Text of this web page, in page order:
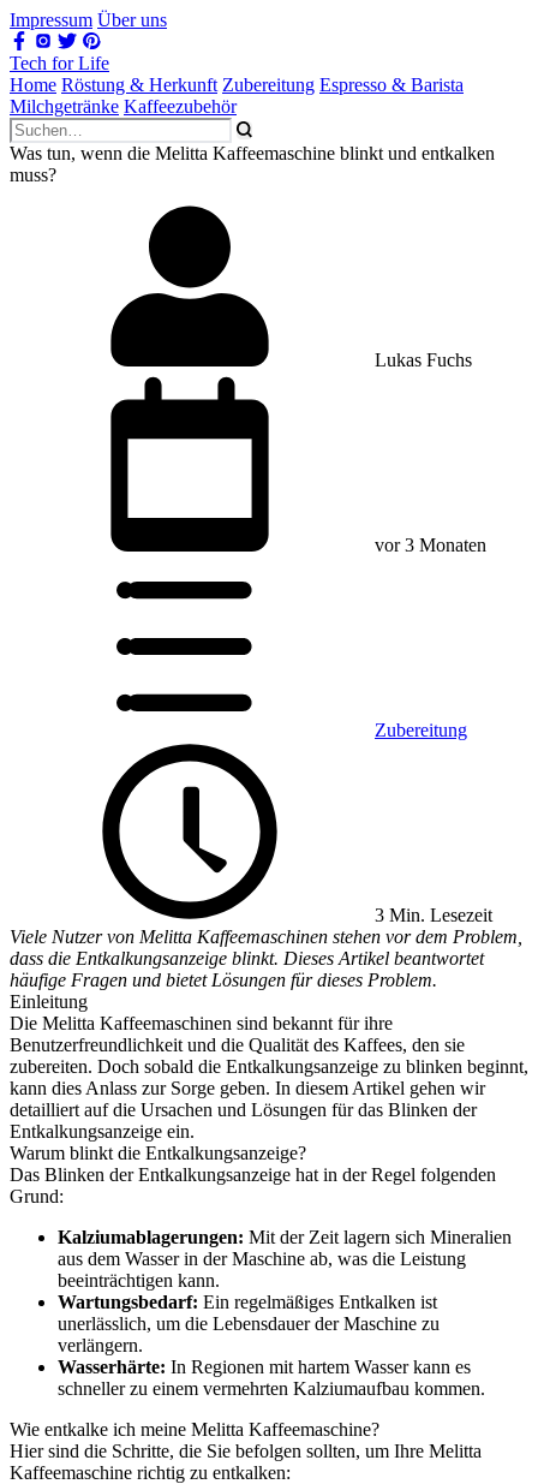
Impressum Über uns
Tech for Life
Home Röstung & Herkunft Zubereitung Espresso & Barista
Milchgetränke Kaffeezubehör
Was tun, wenn die Melitta Kaffeemaschine blinkt und entkalken
muss?
Lukas Fuchs
vor 3 Monaten
Zubereitung
3 Min. Lesezeit
Viele Nutzer von Melitta Kaffeemaschinen stehen vor dem Problem,
dass die Entkalkungsanzeige blinkt. Dieses Artikel beantwortet
häufige Fragen und bietet Lösungen für dieses Problem.
Einleitung
Die Melitta Kaffeemaschinen sind bekannt für ihre
Benutzerfreundlichkeit und die Qualität des Kaffees, den sie
zubereiten. Doch sobald die Entkalkungsanzeige zu blinken beginnt,
kann dies Anlass zur Sorge geben. In diesem Artikel gehen wir
detailliert auf die Ursachen und Lösungen für das Blinken der
Entkalkungsanzeige ein.
Warum blinkt die Entkalkungsanzeige?
Das Blinken der Entkalkungsanzeige hat in der Regel folgenden
Grund:
Kalziumablagerungen: Mit der Zeit lagern sich Mineralien
aus dem Wasser in der Maschine ab, was die Leistung
beeinträchtigen kann.
Wartungsbedarf: Ein regelmäßiges Entkalken ist
unerlässlich, um die Lebensdauer der Maschine zu
verlängern.
Wasserhärte: In Regionen mit hartem Wasser kann es
schneller zu einem vermehrten Kalziumaufbau kommen.
Wie entkalke ich meine Melitta Kaffeemaschine?
Hier sind die Schritte, die Sie befolgen sollten, um Ihre Melitta
Kaffeemaschine richtig zu entkalken: